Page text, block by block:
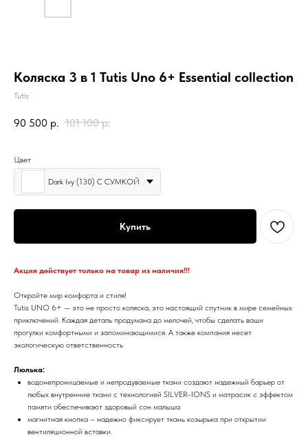
Коляска 3 в 1 Tutis Uno 6+ Essential collection
Tutis
90 500 р. 101 100 р.
Цвет
Dark Ivy (130) С СУМКОЙ
Купить
Акция действует только на товар из наличия!!!
Откройте мир комфорта и стиля!
Tutis UNO 6+ — это не просто коляска, это настоящий спутник в мире семейных
приключений. Каждая деталь продумана до мелочей, чтобы сделать ваши
прогулки комфортными и запоминающимися. А также компания несет
экологическую ответственность
Люлька:
водонепроницаемые и непродуваемые ткани создают надежный барьер от
любых внутренние ткани с технологией SILVER-IONS и матрасик с эффектом
памяти обеспечивают здоровый сон малыша
магнитная кнопка – надежно фиксирует ткань козырька при открытии
вентиляционной вставки.